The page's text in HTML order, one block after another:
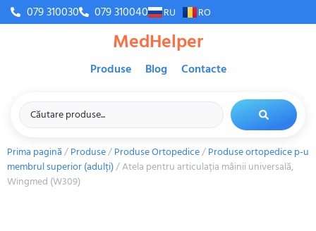
079 310030 079 310040 RU RO
MedHelper
Produse Blog Contacte
Prima pagină/Produse/Produse Ortopedice/Produse ortopedice p-u
membrul superior (adulți)/ Atela pentru articulația mâinii universală,
Wingmed (W309)